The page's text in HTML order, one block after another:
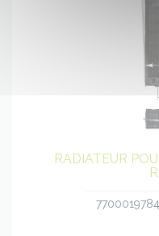
RADIATEUR